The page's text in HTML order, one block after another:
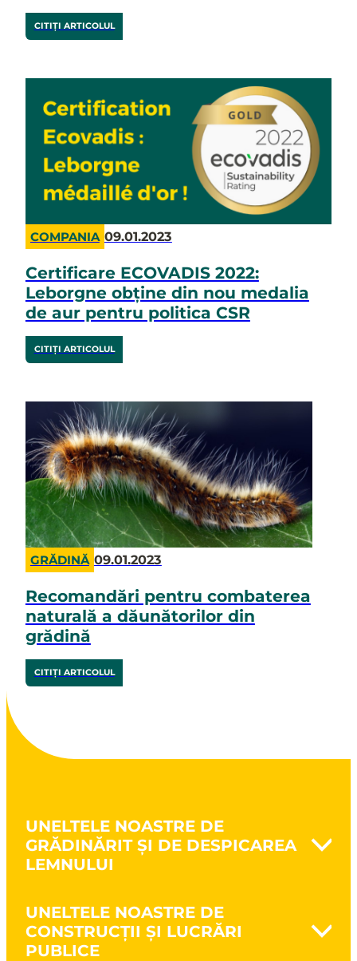
CITIȚI ARTICOLUL
COMPANIA 09.01.2023
Certificare ECOVADIS 2022:
Leborgne obține din nou medalia
de aur pentru politica CSR
CITIȚI ARTICOLUL
GRĂDINĂ 09.01.2023
Recomandări pentru combaterea
naturală a dăunătorilor din
grădină
CITIȚI ARTICOLUL
UNELTELE NOASTRE DE
GRĂDINĂRIT ȘI DE DESPICAREA
LEMNULUI
Prelucrarea solului
Săparea pământului
Cultivarea pământului
UNELTELE NOASTRE DE
CONSTRUCȚII ȘI LUCRĂRI
PUBLICE